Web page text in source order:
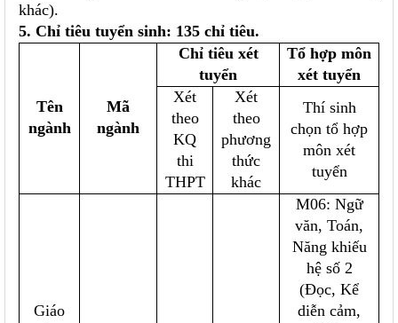
khác).
5. Chỉ tiêu tuyển sinh: 135 chỉ tiêu.
Tên
ngành
Mã
ngành
Chỉ tiêu xét
tuyển
Tổ hợp môn
xét tuyển
Xét
theo
KQ
thi
THPT
Xét
theo
phương
thức
khác
Thí sinh
chọn tổ hợp
môn xét
tuyển
Giáo
M06: Ngữ
văn, Toán,
Năng khiếu
hệ số 2
(Đọc, Kể
diễn cảm,